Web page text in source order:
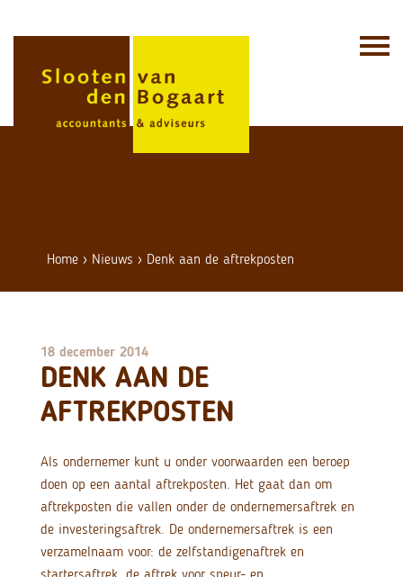
Home › Nieuws › Denk aan de aftrekposten
18 december 2014
DENK AAN DE
AFTREKPOSTEN
Als ondernemer kunt u onder voorwaarden een beroep
doen op een aantal aftrekposten. Het gaat dan om
aftrekposten die vallen onder de ondernemersaftrek en
de investeringsaftrek. De ondernemersaftrek is een
verzamelnaam voor: de zelfstandigenaftrek en